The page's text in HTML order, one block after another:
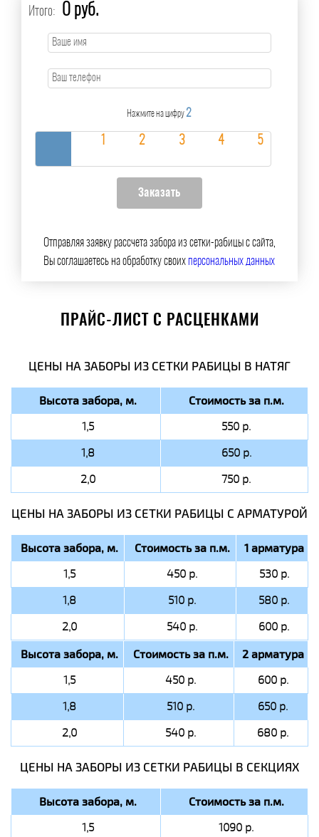
Итого: 0 руб.
Нажмите на цифру 2
Отправляя заявку рассчета забора из сетки-рабицы с сайта,
Вы соглашаетесь на обработку своихперсональных данных
ПРАЙС-ЛИСТ С РАСЦЕНКАМИ
ЦЕНЫ НА ЗАБОРЫ ИЗ СЕТКИ РАБИЦЫ В НАТЯГ
Высота забора, м. Стоимость за п.м.
1,5
550 р.
1,8
650 р.
2,0
750 р.
ЦЕНЫ НА ЗАБОРЫ ИЗ СЕТКИ РАБИЦЫ C АРМАТУРОЙ
Высота забора, м. Стоимость за п.м. 1 арматура
1,5 450 р.
530 р.
1,8
510 р.
580 р.
2,0
540 р. 600 р.
Высота забора, м. Стоимость за п.м. 2 арматура
1,5 450 р.
600 р.
1,8
510 р.
650 р.
2,0
540 р. 680 р.
ЦЕНЫ НА ЗАБОРЫ ИЗ СЕТКИ РАБИЦЫ В СЕКЦИЯХ
Высота забора, м. Стоимость за п.м.
1,5 1090 р.